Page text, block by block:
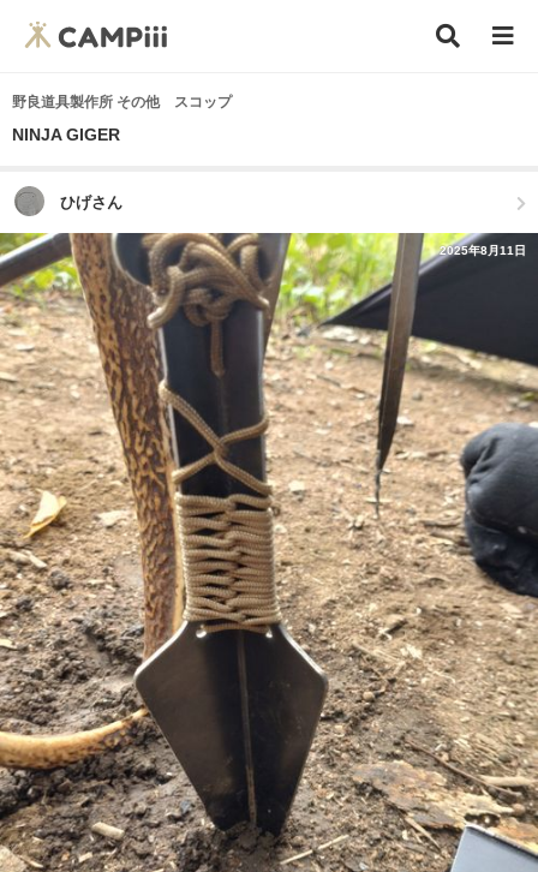
野良道具製作所 その他 スコップ
NINJA GIGER
ひげさん
2025年8月11日